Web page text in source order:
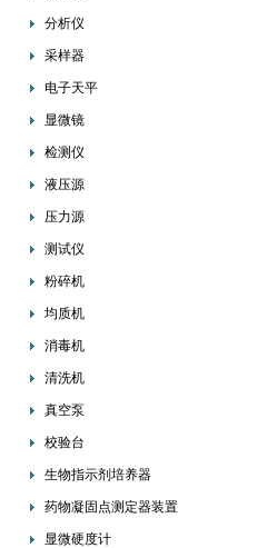
分析仪
采样器
电子天平
显微镜
检测仪
液压源
压力源
测试仪
粉碎机
均质机
消毒机
清洗机
真空泵
校验台
生物指示剂培养器
药物凝固点测定器装置
显微硬度计